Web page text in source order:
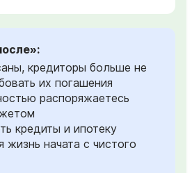
кредиторы больше не
их погашения
распоряжаетесь
кредиты и ипотеку
жизнь начата с чистого